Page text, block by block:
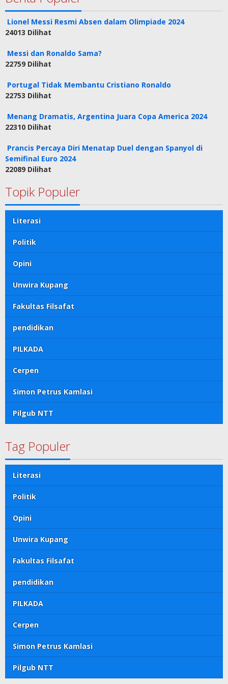
Lionel Messi Resmi Absen dalam Olimpiade 2024
24013 Dilihat
Messi dan Ronaldo Sama?
22759 Dilihat
Portugal Tidak Membantu Cristiano Ronaldo
22753 Dilihat
Menang Dramatis, Argentina Juara Copa America 2024
22310 Dilihat
Prancis Percaya Diri Menatap Duel dengan Spanyol di
Semifinal Euro 2024
22089 Dilihat
Topik Populer
Literasi
Politik
Opini
Unwira Kupang
Fakultas Filsafat
pendidikan
PILKADA
Cerpen
Simon Petrus Kamlasi
Pilgub NTT
Tag Populer
Literasi
Politik
Opini
Unwira Kupang
Fakultas Filsafat
pendidikan
PILKADA
Cerpen
Simon Petrus Kamlasi
Pilgub NTT